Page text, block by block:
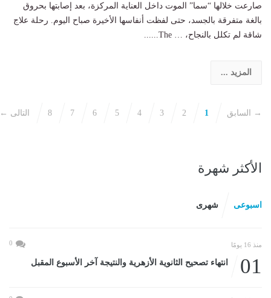
صارعت خلالها “سما” الموت داخل العناية المركزة، بعد إصابتها بحروق
بالغة متفرقة بالجسد، حتى لفظت أنفاسها الأخيرة صباح اليوم. رحلة علاج
شاقة لم تكلل بالنجاح، … The......
المزيد ...
→ السابق 1
2
3
4
5
6
7
8 التالى ←
الأكثر شهرة
اسبوعى شهرى
منذ 16 يومًا 0
01 انتهاء تصحيح الثانوية الأزهرية والنتيجة آخر الأسبوع المقبل